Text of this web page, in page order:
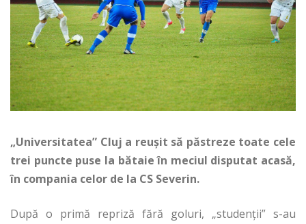
„Universitatea” Cluj a reușit să păstreze toate cele
trei puncte puse la bătaie în meciul disputat acasă,
în compania celor de la CS Severin.
După o primă repriză fără goluri, „studenții” s-au